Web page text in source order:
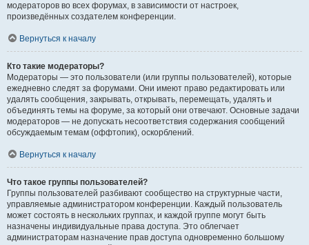
модераторов во всех форумах, в зависимости от настроек,
произведённых создателем конференции.
Вернуться к началу
Кто такие модераторы?
Модераторы — это пользователи (или группы пользователей), которые
ежедневно следят за форумами. Они имеют право редактировать или
удалять сообщения, закрывать, открывать, перемещать, удалять и
объединять темы на форуме, за который они отвечают. Основные задачи
модераторов — не допускать несоответствия содержания сообщений
обсуждаемым темам (оффтопик), оскорблений.
Вернуться к началу
Что такое группы пользователей?
Группы пользователей разбивают сообщество на структурные части,
управляемые администратором конференции. Каждый пользователь
может состоять в нескольких группах, и каждой группе могут быть
назначены индивидуальные права доступа. Это облегчает
администраторам назначение прав доступа одновременно большому